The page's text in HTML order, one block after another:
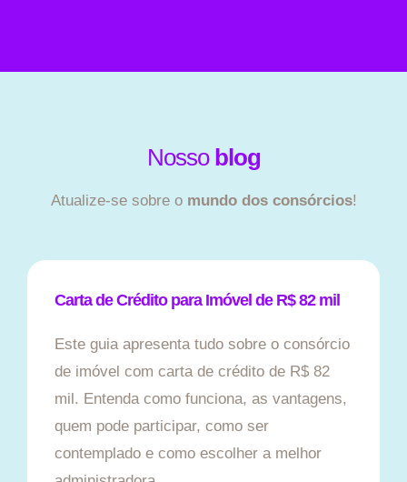
Nosso blog
Atualize-se sobre o mundo dos consórcios!
Carta de Crédito para Imóvel de R$ 82 mil
Este guia apresenta tudo sobre o consórcio
de imóvel com carta de crédito de R$ 82
mil. Entenda como funciona, as vantagens,
quem pode participar, como ser
contemplado e como escolher a melhor